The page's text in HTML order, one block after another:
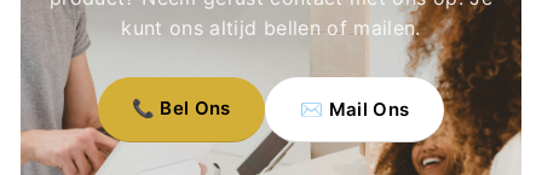
kunt ons altijd bellen of mailen.
📞 Bel Ons ✉️ Mail Ons